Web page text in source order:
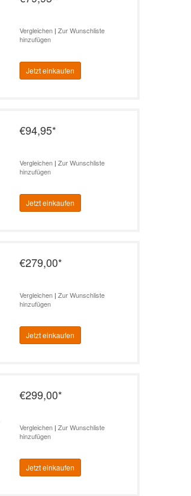
Vergleichen |Zur Wunschliste
hinzufügen
Jetzt einkaufen
€94,95*
Vergleichen |Zur Wunschliste
hinzufügen
Jetzt einkaufen
€279,00*
Vergleichen |Zur Wunschliste
hinzufügen
Jetzt einkaufen
€299,00*
Vergleichen |Zur Wunschliste
hinzufügen
Jetzt einkaufen